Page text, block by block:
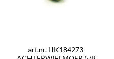
art.nr. HK184273